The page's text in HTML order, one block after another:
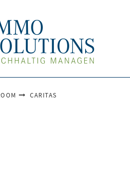
CARITAS